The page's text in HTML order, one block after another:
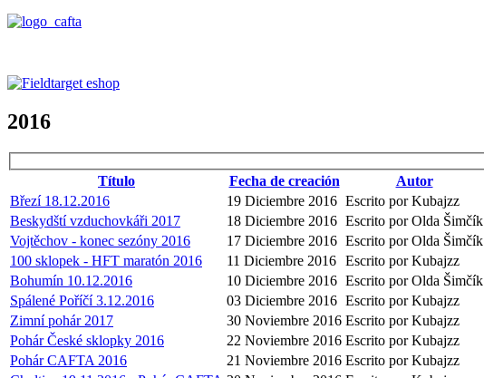
2016
Título Fecha de creación
Autor
Březí 18.12.2016
19 Diciembre 2016 Escrito por Kubajzz
Beskydští vzduchovkáři 2017
18 Diciembre 2016 Escrito por Olda Šimčík
Vojtěchov - konec sezóny 2016
17 Diciembre 2016 Escrito por Olda Šimčík
100 sklopek - HFT maratón 2016
11 Diciembre 2016 Escrito por Kubajzz
Bohumín 10.12.2016
10 Diciembre 2016 Escrito por Olda Šimčík
Spálené Poříčí 3.12.2016
03 Diciembre 2016 Escrito por Kubajzz
Zimní pohár 2017
30 Noviembre 2016 Escrito por Kubajzz
Pohár České sklopky 2016
22 Noviembre 2016 Escrito por Kubajzz
Pohár CAFTA 2016
21 Noviembre 2016 Escrito por Kubajzz